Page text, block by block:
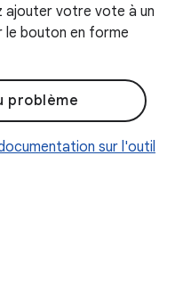
ajouter votre vote à un
le bouton en forme
problème
sur l'outil